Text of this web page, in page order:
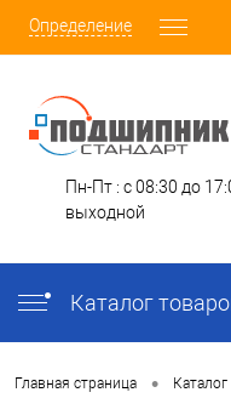
Определение
Пн-Пт : с 08:30 до
выходной
Каталог
Главная страница • Каталог